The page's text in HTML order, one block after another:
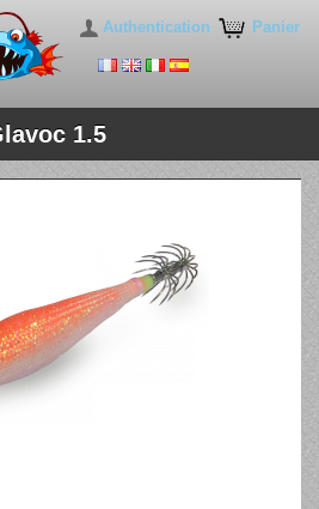
Panier
Authentication
1.5